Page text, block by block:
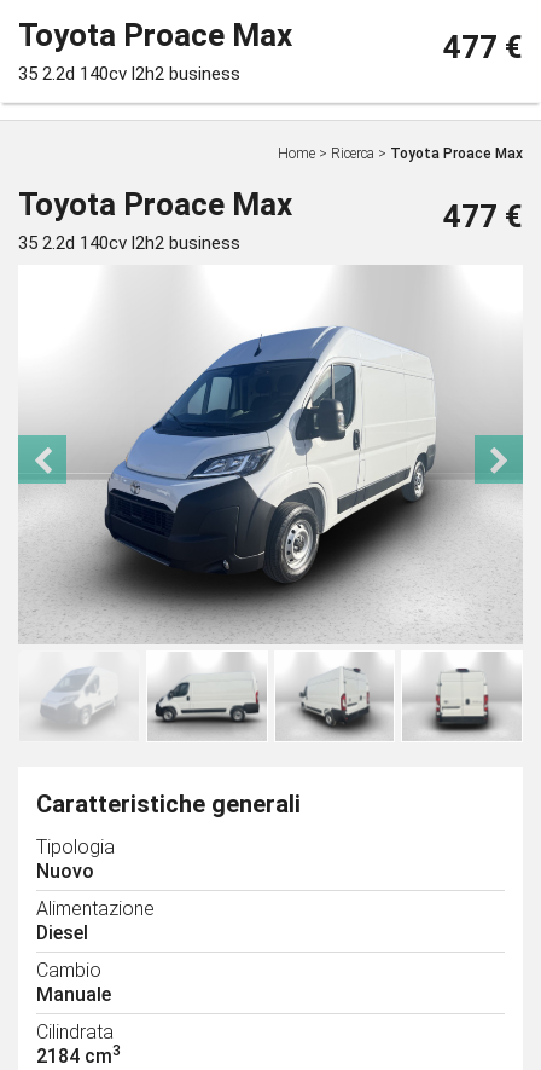
Home > Ricerca > Toyota Proace Max
Toyota Proace Max
35 2.2d 140cv l2h2 business
477 €
Caratteristiche generali
Tipologia
Nuovo
Alimentazione
Diesel
Cambio
Manuale
Cilindrata
2184 cm3
Toyota Proace Max
35 2.2d 140cv l2h2 business
477 €